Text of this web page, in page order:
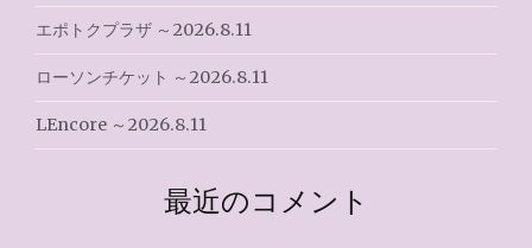
エポトクプラザ ～2026.8.11
ローソンチケット ～2026.8.11
LEncore ～2026.8.11
最近のコメント